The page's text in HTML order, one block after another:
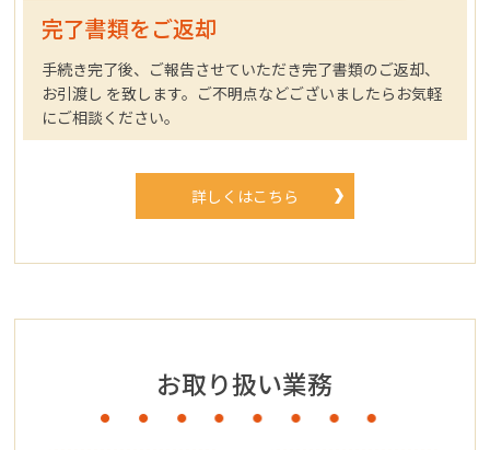
完了書類をご返却
手続き完了後、ご報告させていただき完了書類のご返却、
お引渡し を致します。ご不明点などございましたらお気軽
にご相談ください。
詳しくはこちら
お取り扱い業務